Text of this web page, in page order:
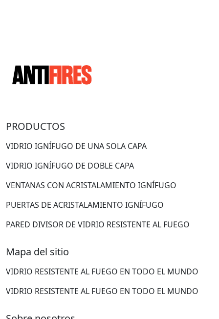
PRODUCTOS
VIDRIO IGNÍFUGO DE UNA SOLA CAPA
VIDRIO IGNÍFUGO DE DOBLE CAPA
VENTANAS CON ACRISTALAMIENTO IGNÍFUGO
PUERTAS DE ACRISTALAMIENTO IGNÍFUGO
PARED DIVISOR DE VIDRIO RESISTENTE AL FUEGO
Mapa del sitio
VIDRIO RESISTENTE AL FUEGO EN TODO EL MUNDO
VIDRIO RESISTENTE AL FUEGO EN TODO EL MUNDO